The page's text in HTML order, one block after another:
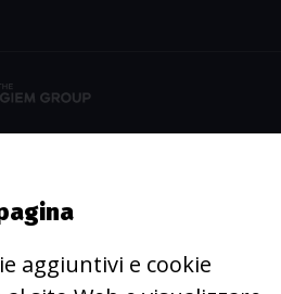
aggiuntivi e cookie